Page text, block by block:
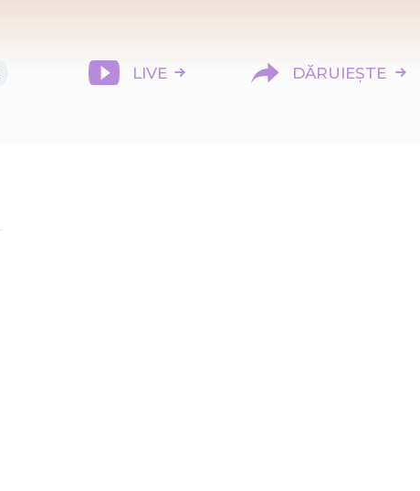
LIVE DĂRUIEȘTE